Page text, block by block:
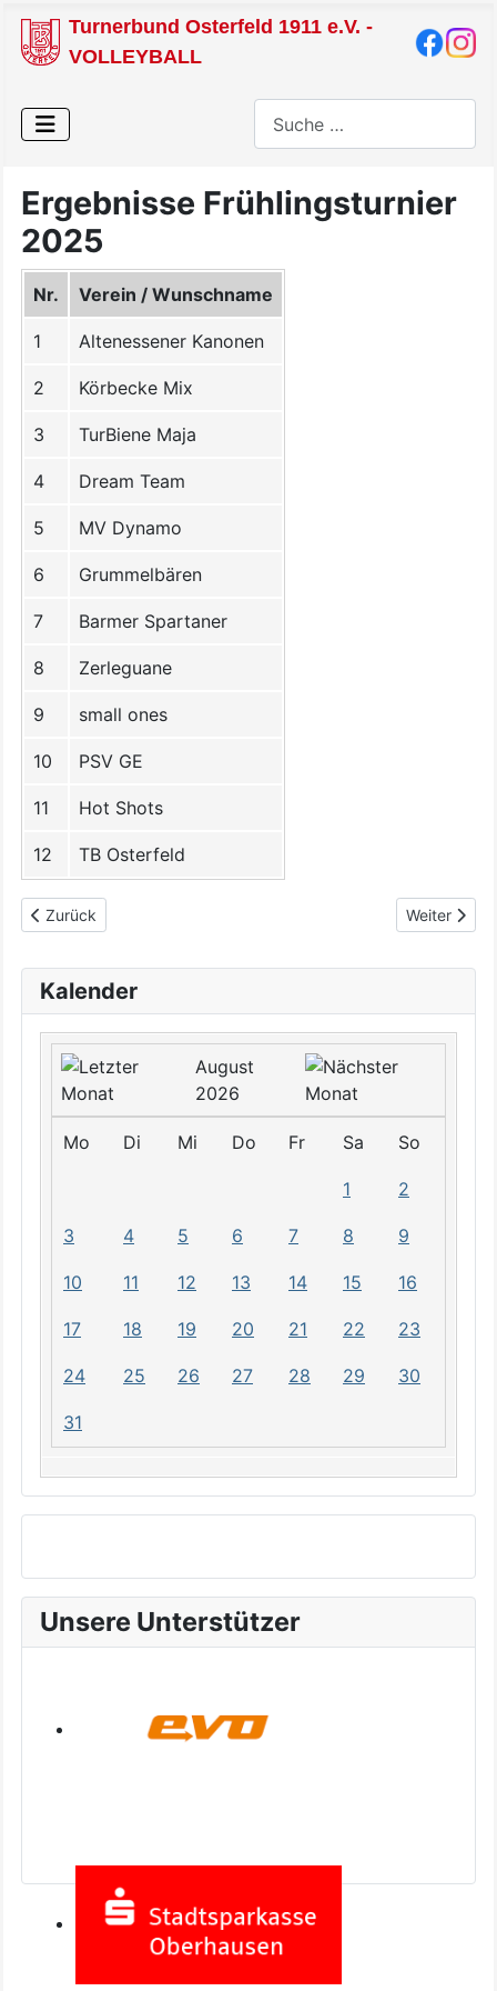
Turnerbund Osterfeld 1911 e.V. -
VOLLEYBALL
Kalender
August
2026
Mo Di Mi Do Fr Sa So
1 2
3 4 5 6 7 8 9
10 11 12 13 14 15 16
17 18 19 20 21 22 23
24 25 26 27 28 29 30
31
Unsere Unterstützer
Ergebnisse Frühlingsturnier
2025
Nr. Verein / Wunschname
1 Altenessener Kanonen
2 Körbecke Mix
3 TurBiene Maja
4 Dream Team
5 MV Dynamo
6 Grummelbären
7 Barmer Spartaner
8 Zerleguane
9 small ones
10 PSV GE
11 Hot Shots
12 TB Osterfeld
Vorheriger Beitrag: Saisonstart-Turnier 2025
Zurück Nächster
Weiter